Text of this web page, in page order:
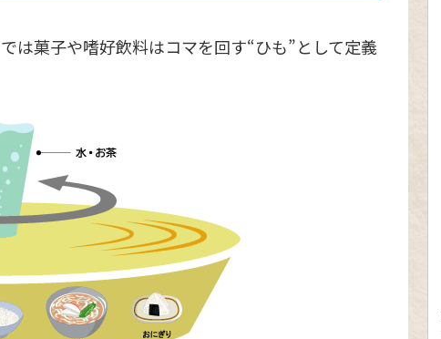
は菓子や嗜好飲料はコマを回す“ひも”として定義